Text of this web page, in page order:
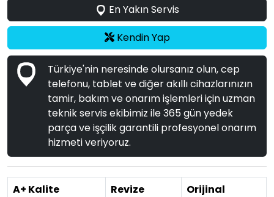
En Yakın Servis
Kendin Yap
Türkiye'nin neresinde olursanız olun, cep
telefonu, tablet ve diğer akıllı cihazlarınızın
tamir, bakım ve onarım işlemleri için uzman
teknik servis ekibimiz ile 365 gün yedek
parça ve işçilik garantili profesyonel onarım
hizmeti veriyoruz.
A+ Kalite Revize Orijinal